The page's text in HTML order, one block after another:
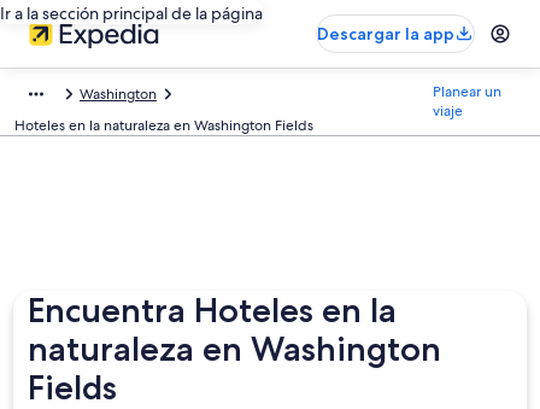
Ir a la sección principal de la página
Descargar la app
Washington
Hoteles en la naturaleza en Washington Fields
Planear un
viaje
Encuentra Hoteles en la
naturaleza en Washington
Fields